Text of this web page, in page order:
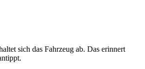
sich das Fahrzeug ab. Das erinnert